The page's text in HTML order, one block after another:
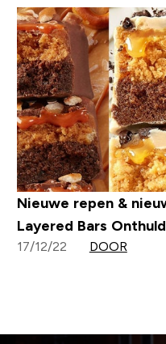
Nieuwe repen &
Layered Bars Onthuld
17/12/22 DOOR